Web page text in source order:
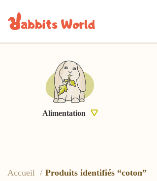
Alimentation
Accueil Produits identifiés “coton”